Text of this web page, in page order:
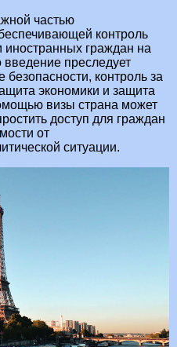
частью
контроль
граждан на
введение преследует
контроль за
экономики и защита
визы страна может
доступ для граждан
от
ситуации.